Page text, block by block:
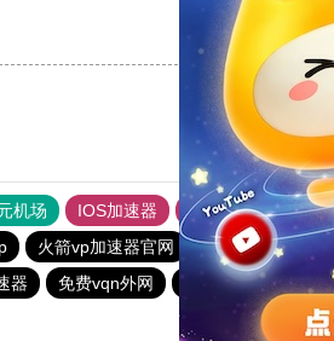
机场 IOS加速器
旋风加速度器
火箭vp加速器官网
酷通加速器
器 免费vqn外网 outline 一元机场